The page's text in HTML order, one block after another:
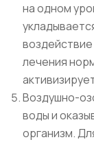
на одном
лечения
Воздушно-
воды и
организм.